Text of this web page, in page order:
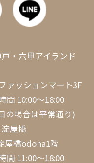
・六甲アイランド
ァッションマート3F
間 10:00～18:00
の場合は平常通り)
屋橋
屋橋odona1階
間 11:00～18:00